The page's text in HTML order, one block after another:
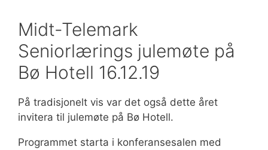
Midt-Telemark
Seniorlærings julemøte på
Bø Hotell 16.12.19
På tradisjonelt vis var det også dette året
invitera til julemøte på Bø Hotell.
Programmet starta i konferansesalen med